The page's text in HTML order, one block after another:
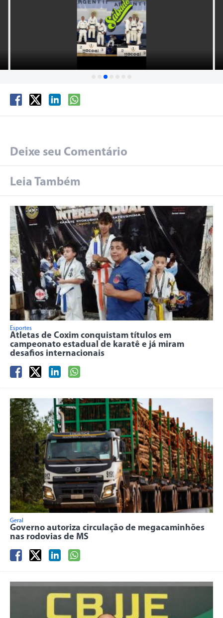
Deixe seu Comentário
Leia Também
Esportes
Atletas de Coxim conquistam títulos em
campeonato estadual de karatê e já miram
desafios internacionais
Geral
Governo autoriza circulação de megacaminhões
nas rodovias de MS